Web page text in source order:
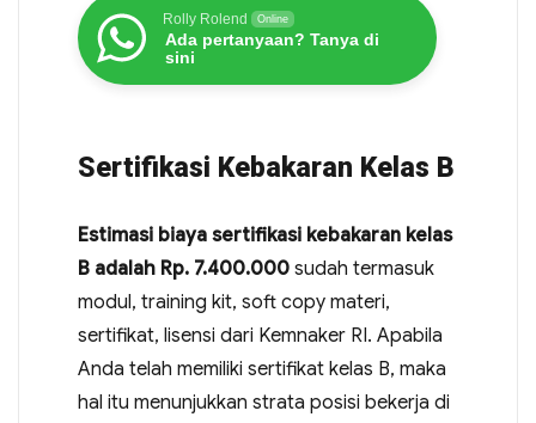
Rolly Rolend Online
Ada pertanyaan? Tanya di
sini
Sertifikasi Kebakaran Kelas B
Estimasi biaya sertifikasi kebakaran kelas
B adalah Rp. 7.400.000sudah termasuk
modul, training kit, soft copy materi,
sertifikat, lisensi dari Kemnaker RI. Apabila
Anda telah memiliki sertifikat kelas B, maka
hal itu menunjukkan strata posisi bekerja di